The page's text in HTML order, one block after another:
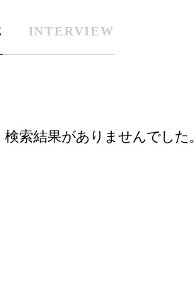
INTERVIEW
検索結果がありませんでした。